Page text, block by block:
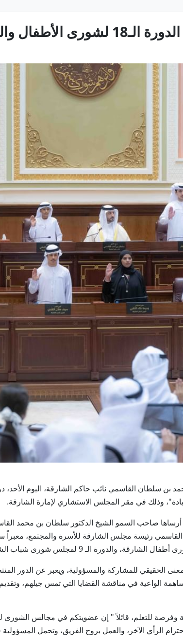
الشباب بالشارقة
أرساها صاحب السمو الشيخ الدكتور سلطان بن محمد
رئيسة مجلس الشارقة للأسرة والمجتمع، معبراً
الحقيقي للمشاركة والمسؤولية، ويعبر عن الدور
الواعية في مناقشة القضايا التي تمس جيلهم،
للتعلم، قائلاً " إن عضويتكم في مجالس
الرأي الآخر، والعمل بروح الفريق، وتحمل